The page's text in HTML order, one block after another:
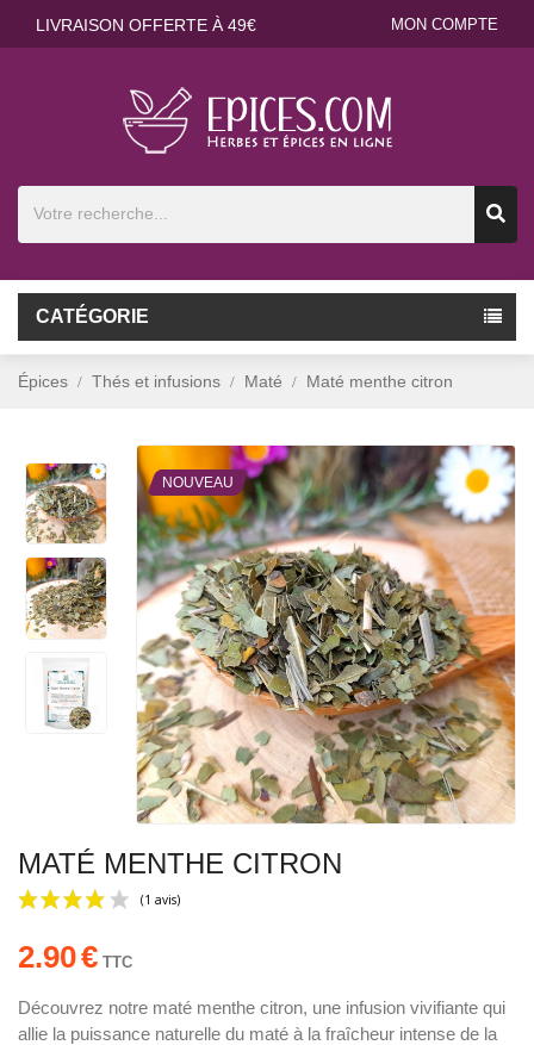
LIVRAISON OFFERTE À 49€ MON COMPTE
CATÉGORIE
Épices Thés et infusions Maté Maté menthe citron
NOUVEAU
MATÉ MENTHE CITRON
2.90€ TTC
Découvrez notre maté menthe citron, une infusion vivifiante qui
allie la puissance naturelle du maté à la fraîcheur intense de la